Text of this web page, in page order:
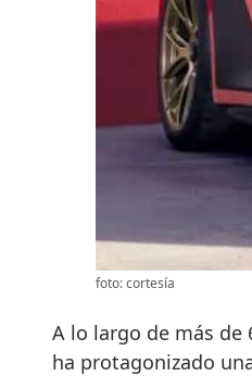
foto: cortesía
A lo largo de más de
ha protagonizado